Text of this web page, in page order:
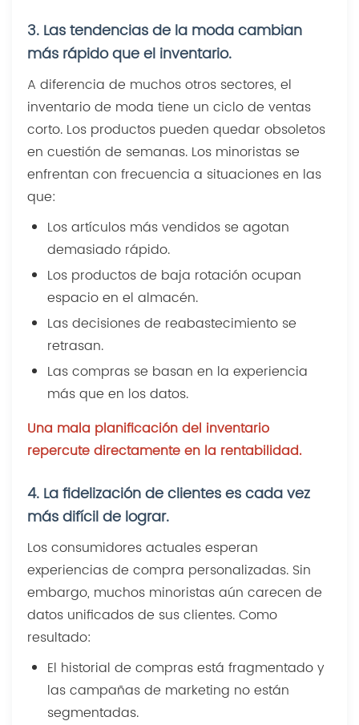
3. Las tendencias de la moda cambian
más rápido que el inventario.
A diferencia de muchos otros sectores, el
inventario de moda tiene un ciclo de ventas
corto. Los productos pueden quedar obsoletos
en cuestión de semanas. Los minoristas se
enfrentan con frecuencia a situaciones en las
que:
Los artículos más vendidos se agotan
demasiado rápido.
Los productos de baja rotación ocupan
espacio en el almacén.
Las decisiones de reabastecimiento se
retrasan.
Las compras se basan en la experiencia
más que en los datos.
Una mala planificación del inventario
repercute directamente en la rentabilidad.
4. La fidelización de clientes es cada vez
más difícil de lograr.
Los consumidores actuales esperan
experiencias de compra personalizadas. Sin
embargo, muchos minoristas aún carecen de
datos unificados de sus clientes. Como
resultado:
El historial de compras está fragmentado y
las campañas de marketing no están
segmentadas.